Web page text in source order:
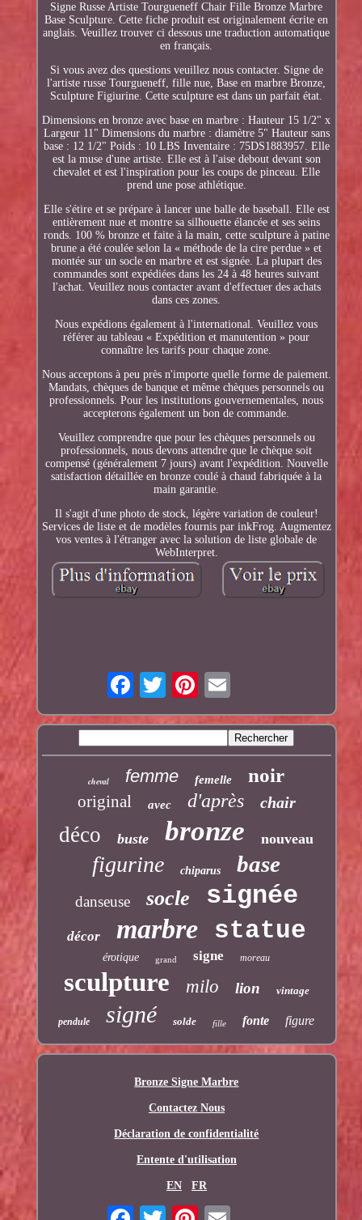
Signe Russe Artiste Tourgueneff Chair Fille Bronze Marbre
Base Sculpture. Cette fiche produit est originalement écrite en
anglais. Veuillez trouver ci dessous une traduction automatique
en français.
Si vous avez des questions veuillez nous contacter. Signe de
l'artiste russe Tourgueneff, fille nue, Base en marbre Bronze,
Sculpture Figiurine. Cette sculpture est dans un parfait état.
Dimensions en bronze avec base en marbre : Hauteur 15 1/2" x
Largeur 11" Dimensions du marbre : diamètre 5" Hauteur sans
base : 12 1/2" Poids : 10 LBS Inventaire : 75DS1883957. Elle
est la muse d'une artiste. Elle est à l'aise debout devant son
chevalet et est l'inspiration pour les coups de pinceau. Elle
prend une pose athlétique.
Elle s'étire et se prépare à lancer une balle de baseball. Elle est
entièrement nue et montre sa silhouette élancée et ses seins
ronds. 100 % bronze et faite à la main, cette sculpture à patine
brune a été coulée selon la « méthode de la cire perdue » et
montée sur un socle en marbre et est signée. La plupart des
commandes sont expédiées dans les 24 à 48 heures suivant
l'achat. Veuillez nous contacter avant d'effectuer des achats
dans ces zones.
Nous expédions également à l'international. Veuillez vous
référer au tableau « Expédition et manutention » pour
connaître les tarifs pour chaque zone.
Nous acceptons à peu près n'importe quelle forme de paiement.
Mandats, chèques de banque et même chèques personnels ou
professionnels. Pour les institutions gouvernementales, nous
accepterons également un bon de commande.
Veuillez comprendre que pour les chèques personnels ou
professionnels, nous devons attendre que le chèque soit
compensé (généralement 7 jours) avant l'expédition. Nouvelle
satisfaction détaillée en bronze coulé à chaud fabriquée à la
main garantie.
Il s'agit d'une photo de stock, légère variation de couleur!
Services de liste et de modèles fournis par inkFrog. Augmentez
vos ventes à l'étranger avec la solution de liste globale de
WebInterpret.
cheval femme femelle noir
original avec d'après chair
déco buste bronze nouveau
figurine chiparus base
danseuse socle signée
décor marbre statue
érotique grand signe moreau
sculpture milo lion vintage
pendule signé solde fille fonte figure
Bronze Signe Marbre
Contactez Nous
Déclaration de confidentialité
Entente d'utilisation
EN FR